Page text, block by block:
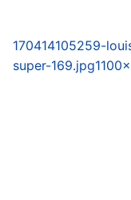
170414105259-
super-169.jpg